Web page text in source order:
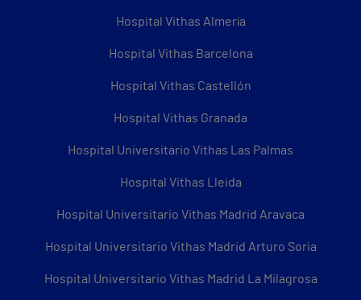
Hospital Vithas Almería
Hospital Vithas Barcelona
Hospital Vithas Castellón
Hospital Vithas Granada
Hospital Universitario Vithas Las Palmas
Hospital Vithas Lleida
Hospital Universitario Vithas Madrid Aravaca
Hospital Universitario Vithas Madrid Arturo Soria
Hospital Universitario Vithas Madrid La Milagrosa